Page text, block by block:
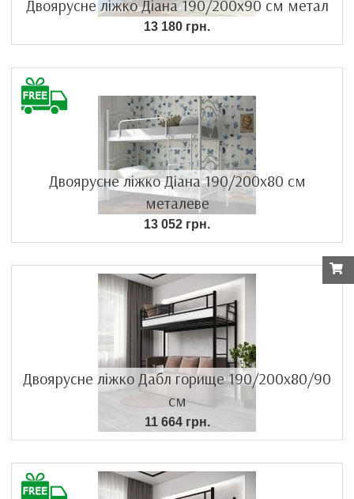
Двоярусне ліжко Діана 190/200х90 см метал
13 180 грн.
Двоярусне ліжко Діана 190/200х80 см
металеве
13 052 грн.
Двоярусне ліжко Дабл горище 190/200х80/90
см
11 664 грн.